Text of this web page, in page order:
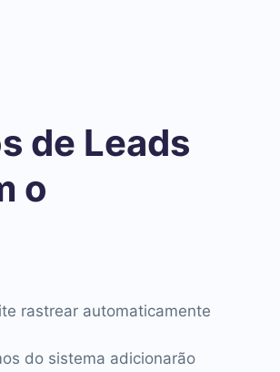
de Leads
o
rastrear automaticamente
do sistema adicionarão